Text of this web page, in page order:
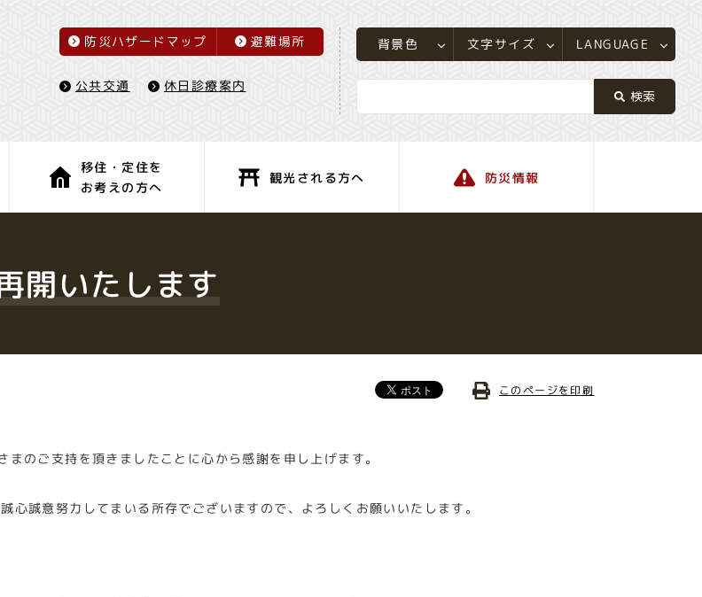
防災ハザードマップ 避難場所
公共交通 休日診療案内
背景色 文字サイズ LANGUAGE
移住・定住を
お考えの方へ
観光される方へ 防災情報
開いたします
このページを印刷
のご支持を頂きましたことに心から感謝を申し上げます。
誠意努力してまいる所存でございますので、よろしくお願いいたします。